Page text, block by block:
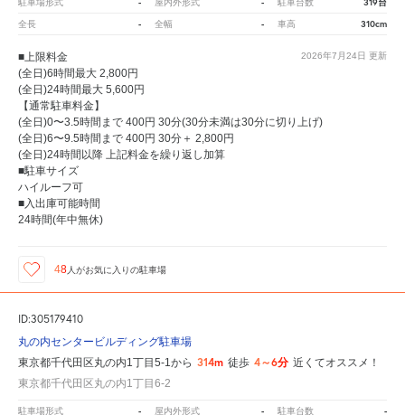
全長 - 全幅 - 車高 310cm
2026年7月24日 更新
■上限料金
(全日)6時間最大 2,800円
(全日)24時間最大 5,600円
【通常駐車料金】
(全日)0〜3.5時間まで 400円 30分(30分未満は30分に切り上げ)
(全日)6〜9.5時間まで 400円 30分＋ 2,800円
(全日)24時間以降 上記料金を繰り返し加算
■駐車サイズ
ハイルーフ可
■入出庫可能時間
24時間(年中無休)
48 人がお気に入りの駐車場
ID:305179410
丸の内センタービルディング駐車場
東京都千代田区丸の内1丁目5-1から 314m 徒歩 4～6分 近くてオススメ！
東京都千代田区丸の内1丁目6-2
駐車場形式 - 屋内外形式 - 駐車台数 -